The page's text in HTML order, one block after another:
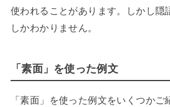
使われることがあります。しかし隠
しかわかりません。
「素面」を使った例文
「素面」を使った例文をいくつかご